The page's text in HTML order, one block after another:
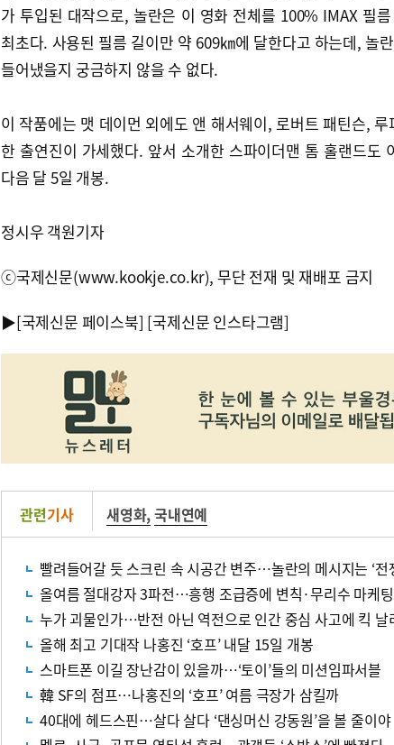
가 투입된 대작으로, 놀란은 이 영화 전체를 100% IMAX 필
최초다. 사용된 필름 길이만 약 609㎞에 달한다고 하는데, 놀
들어냈을지 궁금하지 않을 수 없다.
이 작품에는 맷 데이먼 외에도 앤 해서웨이, 로버트 패틴슨,
한 출연진이 가세했다. 앞서 소개한 스파이더맨 톰 홀랜드도
다음 달 5일 개봉.
정시우 객원기자
ⓒ국제신문(www.kookje.co.kr), 무단 전재 및 재배포 금지
▶[국제신문 페이스북] [국제신문 인스타그램]
관련기사 새영화,국내연예
빨려들어갈 듯 스크린 속 시공간 변주…놀란의 메시지는 ‘전
올여름 절대강자 3파전…흥행 조급증에 변칙·무리수 마케
누가 괴물인가…반전 아닌 역전으로 인간 중심 사고에 킥 날
올해 최고 기대작 나홍진 ‘호프’ 내달 15일 개봉
스마트폰 이길 장난감이 있을까…‘토이’들의 미션임파서블
韓 SF의 점프…나홍진의 ‘호프’ 여름 극장가 삼킬까
40대에 헤드스핀…살다 살다 ‘댄싱머신 강동원’을 볼 줄이야